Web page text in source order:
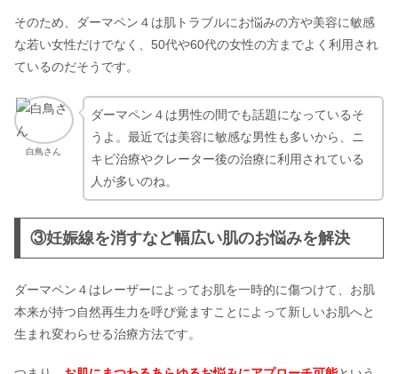
そのため、ダーマペン４は肌トラブルにお悩みの方や美容に敏感
な若い女性だけでなく、50代や60代の女性の方までよく利用され
ているのだそうです。
白鳥さん
ダーマペン４は男性の間でも話題になっているそ
うよ。最近では美容に敏感な男性も多いから、ニ
キビ治療やクレーター後の治療に利用されている
人が多いのね。
③妊娠線を消すなど幅広い肌のお悩みを解決
ダーマペン４はレーザーによってお肌を一時的に傷つけて、お肌
本来が持つ自然再生力を呼び覚ますことによって新しいお肌へと
生まれ変わらせる治療方法です。